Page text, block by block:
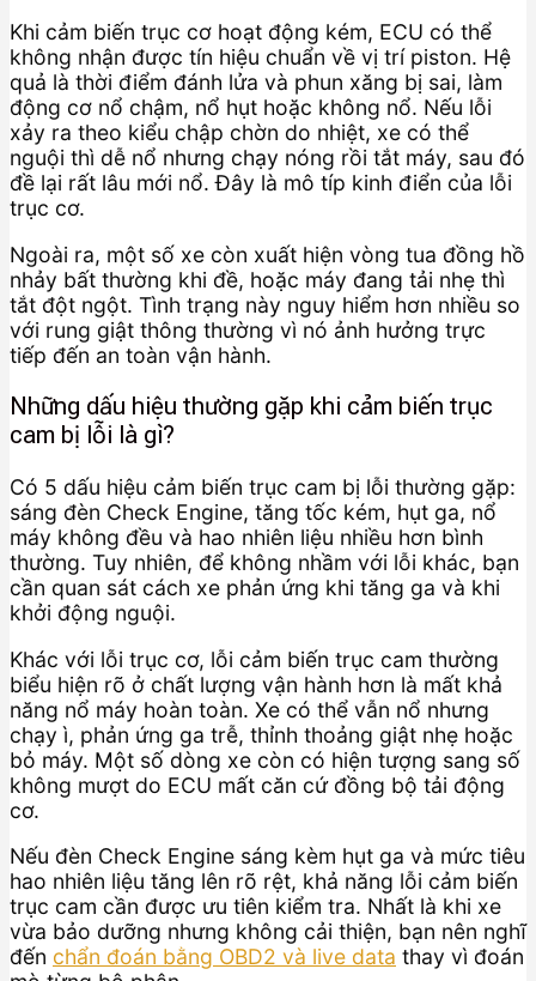
Khi cảm biến trục cơ hoạt động kém, ECU có thể
không nhận được tín hiệu chuẩn về vị trí piston. Hệ
quả là thời điểm đánh lửa và phun xăng bị sai, làm
động cơ nổ chậm, nổ hụt hoặc không nổ. Nếu lỗi
xảy ra theo kiểu chập chờn do nhiệt, xe có thể
nguội thì dễ nổ nhưng chạy nóng rồi tắt máy, sau đó
đề lại rất lâu mới nổ. Đây là mô típ kinh điển của lỗi
trục cơ.
Ngoài ra, một số xe còn xuất hiện vòng tua đồng hồ
nhảy bất thường khi đề, hoặc máy đang tải nhẹ thì
tắt đột ngột. Tình trạng này nguy hiểm hơn nhiều so
với rung giật thông thường vì nó ảnh hưởng trực
tiếp đến an toàn vận hành.
Những dấu hiệu thường gặp khi cảm biến trục
cam bị lỗi là gì?
Có 5 dấu hiệu cảm biến trục cam bị lỗi thường gặp:
sáng đèn Check Engine, tăng tốc kém, hụt ga, nổ
máy không đều và hao nhiên liệu nhiều hơn bình
thường. Tuy nhiên, để không nhầm với lỗi khác, bạn
cần quan sát cách xe phản ứng khi tăng ga và khi
khởi động nguội.
Khác với lỗi trục cơ, lỗi cảm biến trục cam thường
biểu hiện rõ ở chất lượng vận hành hơn là mất khả
năng nổ máy hoàn toàn. Xe có thể vẫn nổ nhưng
chạy ì, phản ứng ga trễ, thỉnh thoảng giật nhẹ hoặc
bỏ máy. Một số dòng xe còn có hiện tượng sang số
không mượt do ECU mất căn cứ đồng bộ tải động
cơ.
Nếu đèn Check Engine sáng kèm hụt ga và mức tiêu
hao nhiên liệu tăng lên rõ rệt, khả năng lỗi cảm biến
trục cam cần được ưu tiên kiểm tra. Nhất là khi xe
vừa bảo dưỡng nhưng không cải thiện, bạn nên nghĩ
đến chẩn đoán bằng OBD2 và live data thay vì đoán